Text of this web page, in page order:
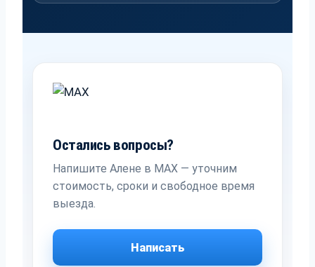
Остались вопросы?
Напишите Алене в MAX — уточним
стоимость, сроки и свободное время
выезда.
Написать